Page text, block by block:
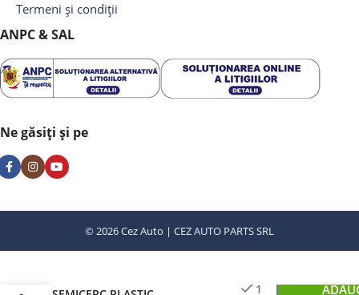
Termeni și condiții
ANPC & SAL
Ne găsiți și pe
© 2026 Cez Auto | CEZ AUTO PARTS SRL
1